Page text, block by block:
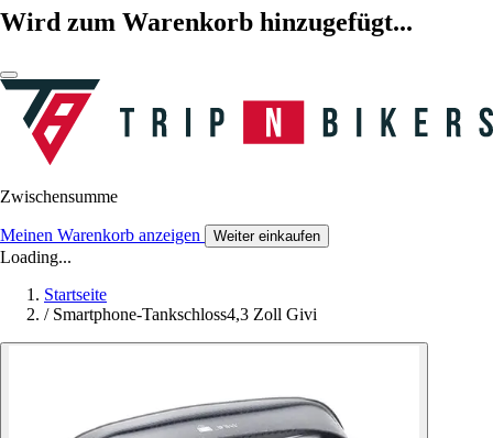
Wird zum Warenkorb hinzugefügt...
Zwischensumme
Meinen Warenkorb anzeigen Weiter einkaufen
Loading...
Startseite
/ Smartphone-Tankschloss4,3 Zoll Givi